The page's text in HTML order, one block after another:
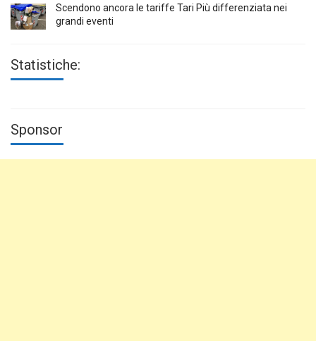
Scendono ancora le tariffe Tari Più differenziata nei
grandi eventi
Statistiche:
Sponsor